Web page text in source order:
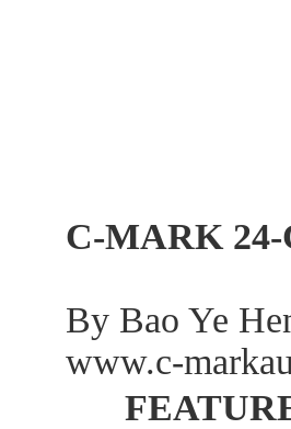
C-MARK
By Bao Ye
www.c-